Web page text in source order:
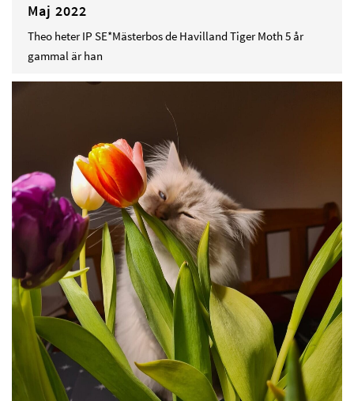
Maj 2022
Theo heter IP SE*Mästerbos de Havilland Tiger Moth 5 år
gammal är han